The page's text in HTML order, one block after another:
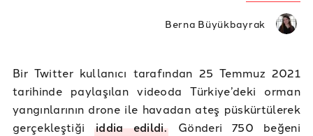
Berna Büyükbayrak
Bir Twitter kullanıcı tarafından 25 Temmuz 2021
tarihinde paylaşılan videoda Türkiye’deki orman
yangınlarının drone ile havadan ateş püskürtülerek
gerçekleştiğiiddia edildi.Gönderi 750 beğeni